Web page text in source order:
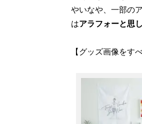
やいなや、一部の
はアラフォーと思
【グッズ画像をす